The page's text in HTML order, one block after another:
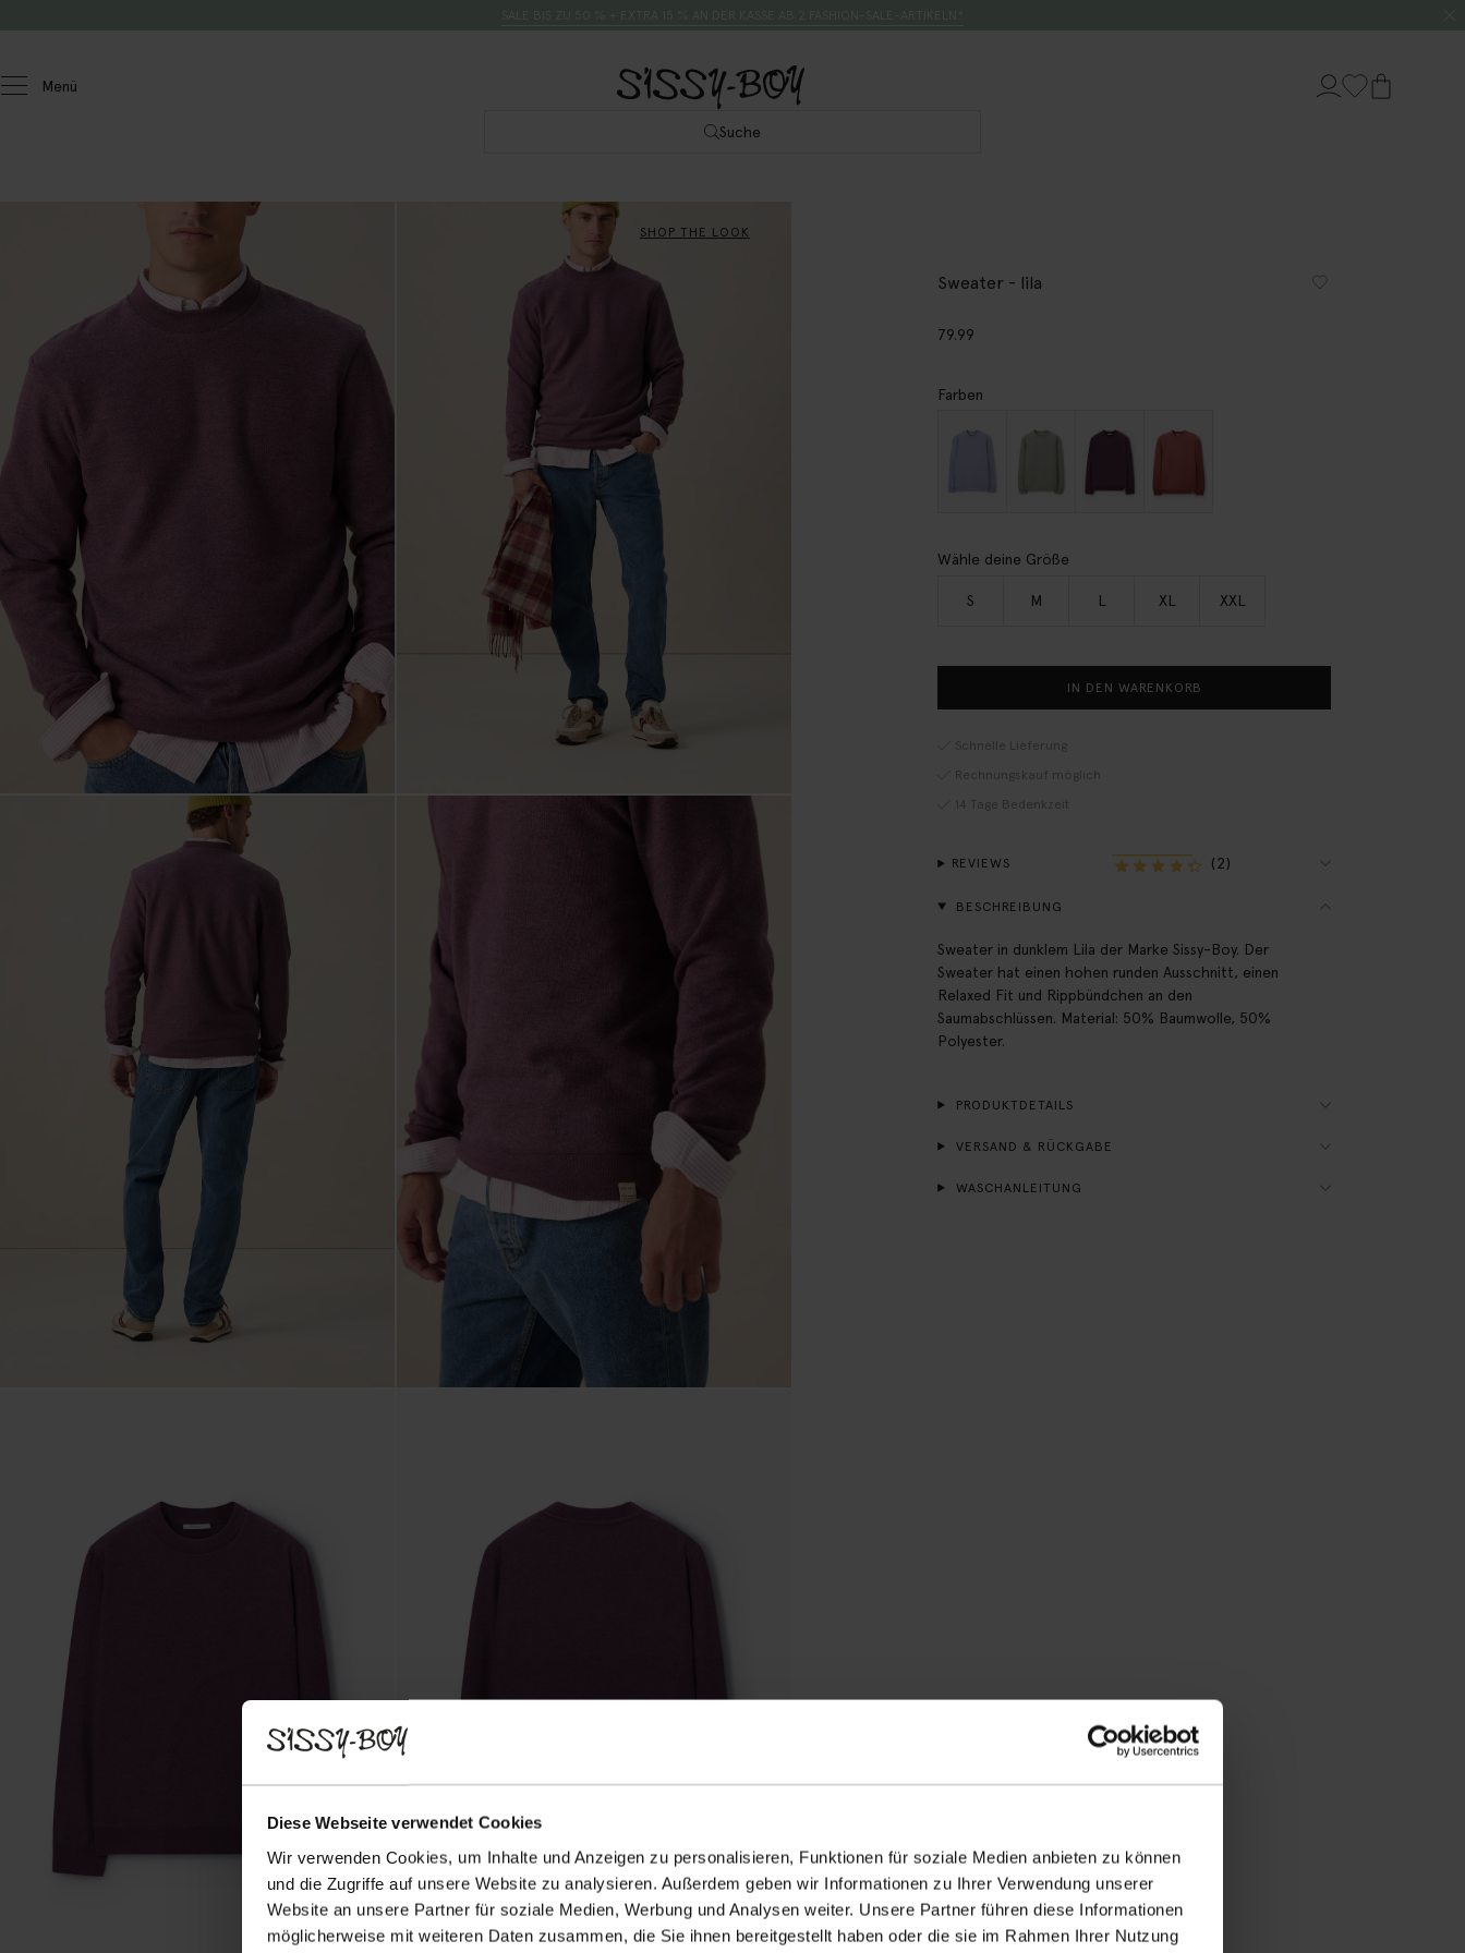
Diese Webseite verwendet Cookies
Wir verwenden Cookies, um Inhalte und Anzeigen zu personalisieren, Funktionen für soziale Medien anbieten zu können
und die Zugriffe auf unsere Website zu analysieren. Außerdem geben wir Informationen zu Ihrer Verwendung unserer
Website an unsere Partner für soziale Medien, Werbung und Analysen weiter. Unsere Partner führen diese Informationen
möglicherweise mit weiteren Daten zusammen, die Sie ihnen bereitgestellt haben oder die sie im Rahmen Ihrer Nutzung
Menü
Suche
SHOP THE LOOK
Sweater - lila
79.99
Farben
Wähle deine Größe
S M L XL XXL
IN DEN WARENKORB
Schnelle Lieferung
Rechnungskauf möglich
14 Tage Bedenkzeit
REVIEWS (2)
BESCHREIBUNG
Sweater in dunklem Lila der Marke Sissy-Boy. Der
Sweater hat einen hohen runden Ausschnitt, einen
Relaxed Fit und Rippbündchen an den
Saumabschlüssen. Material: 50% Baumwolle, 50%
Polyester.
PRODUKTDETAILS
VERSAND & RÜCKGABE
WASCHANLEITUNG